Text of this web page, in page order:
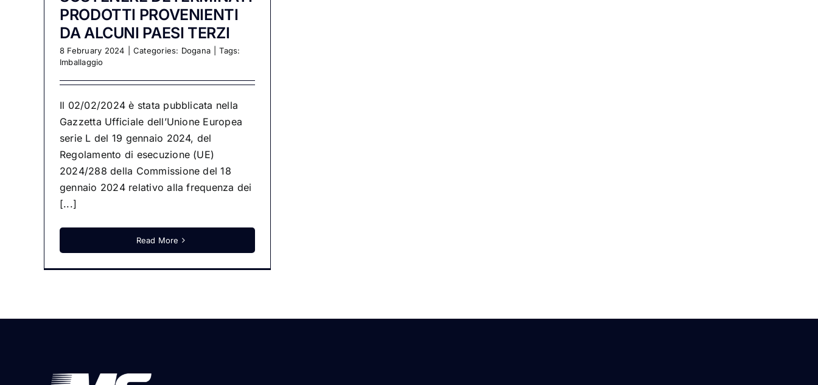
PRODOTTI PROVENIENTI
DA ALCUNI PAESI TERZI
8 February 2024 Categories: Dogana
Tags:
Imballaggio
Il 02/02/2024 è stata pubblicata nella
Gazzetta Ufficiale dell’Unione Europea
serie L del 19 gennaio 2024, del
Regolamento di esecuzione (UE)
2024/288 della Commissione del 18
gennaio 2024 relativo alla frequenza dei
[...]
Read More